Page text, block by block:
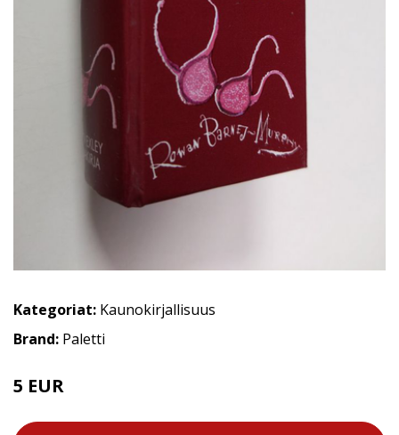
Kategoriat: Kaunokirjallisuus
Brand: Paletti
5 EUR